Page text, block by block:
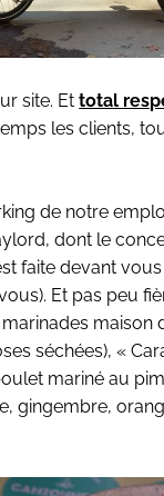
site. Ettotal
les clients,
de notre
dont le
faite devant
Et pas peu
maison
séchées), «
mariné au
gingembre,